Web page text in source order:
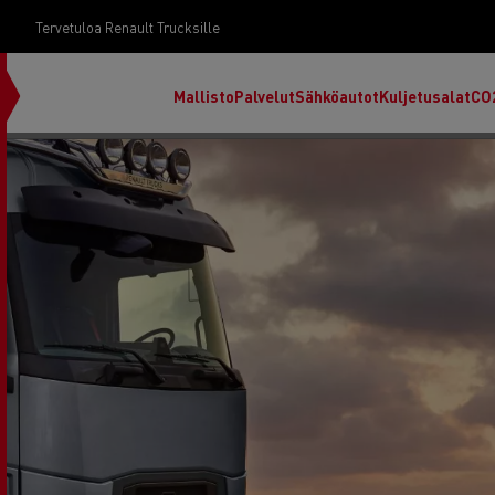
Tervetuloa Renault Trucksille
MallistoPalvelutSähköautot
RENAULT TRUCKS E-Tech D
Kuljetusalat